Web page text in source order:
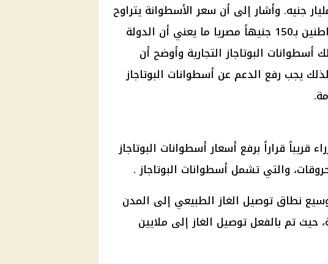
وتدعمها بما يزيد على 60 مليار جنيه. وأشار إلى أن سعر الأسطوانة يتراوح
بين 340 و400 جنيه بينما تباع للمواطنين بـ150 جنيهاً مصريا ما يعني أن الدولة
في ذلك أسطوانات البوتاجاز التجارية وأوضح أن
يجب رفع الدعم عن أسطوانات البوتاجاز
قراراً برفع أسعار أسطوانات البوتاجاز
والتي تشمل أسطوانات البوتاجاز .
نطاق توصيل الغاز الطبيعي إلى المدن
حيث تم بالفعل توصيل الغاز إلى ملايين